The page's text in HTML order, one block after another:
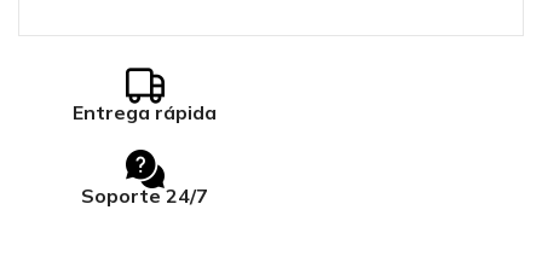
Entrega rápida
Soporte 24/7